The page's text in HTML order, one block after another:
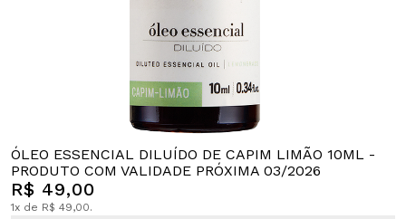
ÓLEO ESSENCIAL DILUÍDO DE CAPIM LIMÃO 10ML -
PRODUTO COM VALIDADE PRÓXIMA 03/2026
R$ 49,00
1x de R$ 49,00.